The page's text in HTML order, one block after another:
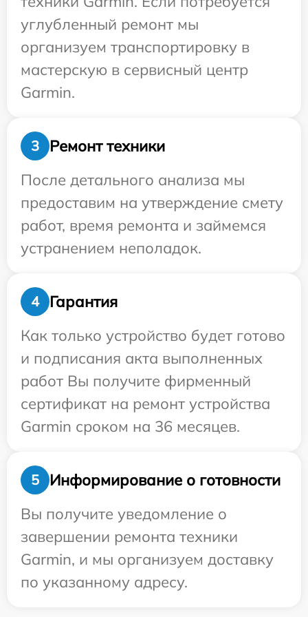
углубленный ремонт мы
организуем транспортировку в
мастерскую в сервисный центр
Garmin.
3
Ремонт техники
После детального анализа мы
предоставим на утверждение смету
работ, время ремонта и займемся
устранением неполадок.
4
Гарантия
Как только устройство будет готово
и подписания акта выполненных
работ Вы получите фирменный
сертификат на ремонт устройства
Garmin сроком на 36 месяцев.
5
Информирование о готовности
Вы получите уведомление о
завершении ремонта техники
Garmin, и мы организуем доставку
по указанному адресу.